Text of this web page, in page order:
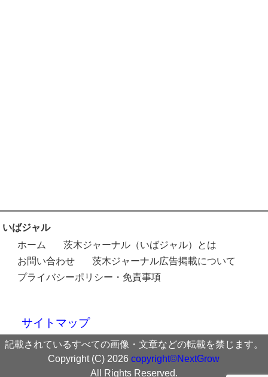
いばジャル
ホーム
茨木ジャーナル（いばジャル）とは
お問い合わせ
茨木ジャーナル広告掲載について
プライバシーポリシー・免責事項
サイトマップ
記載されているすべての画像・文章などの転載を禁じます。
Copyright (C) 2026copyright©NextGrow
All Rights Reserved.